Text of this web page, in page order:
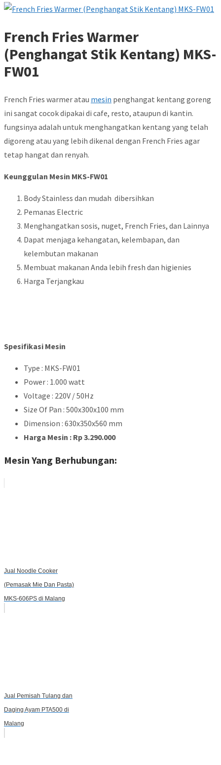
French Fries Warmer
(Penghangat Stik Kentang) MKS-
FW01
French Fries warmer atau mesin penghangat kentang goreng
ini sangat cocok dipakai di cafe, resto, ataupun di kantin.
fungsinya adalah untuk menghangatkan kentang yang telah
digoreng atau yang lebih dikenal dengan French Fries agar
tetap hangat dan renyah.
Keunggulan Mesin MKS-FW01
Body Stainless dan mudah dibersihkan
Pemanas Electric
Menghangatkan sosis, nuget, French Fries, dan Lainnya
Dapat menjaga kehangatan, kelembapan, dan
kelembutan makanan
Membuat makanan Anda lebih fresh dan higienies
Harga Terjangkau
Spesifikasi Mesin
Type : MKS-FW01
Power : 1.000 watt
Voltage : 220V / 50Hz
Size Of Pan : 500x300x100 mm
Dimension : 630x350x560 mm
Harga Mesin : Rp 3.290.000
Mesin Yang Berhubungan:
Jual Noodle Cooker
(Pemasak Mie Dan Pasta)
MKS-606PS di Malang
Jual Pemisah Tulang dan
Daging Ayam PTA500 di
Malang